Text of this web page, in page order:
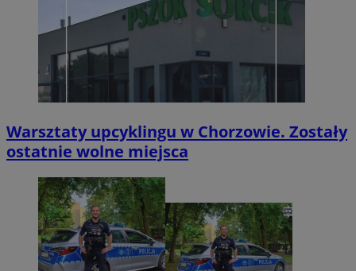
Warsztaty upcyklingu w Chorzowie. Zostały
ostatnie wolne miejsca